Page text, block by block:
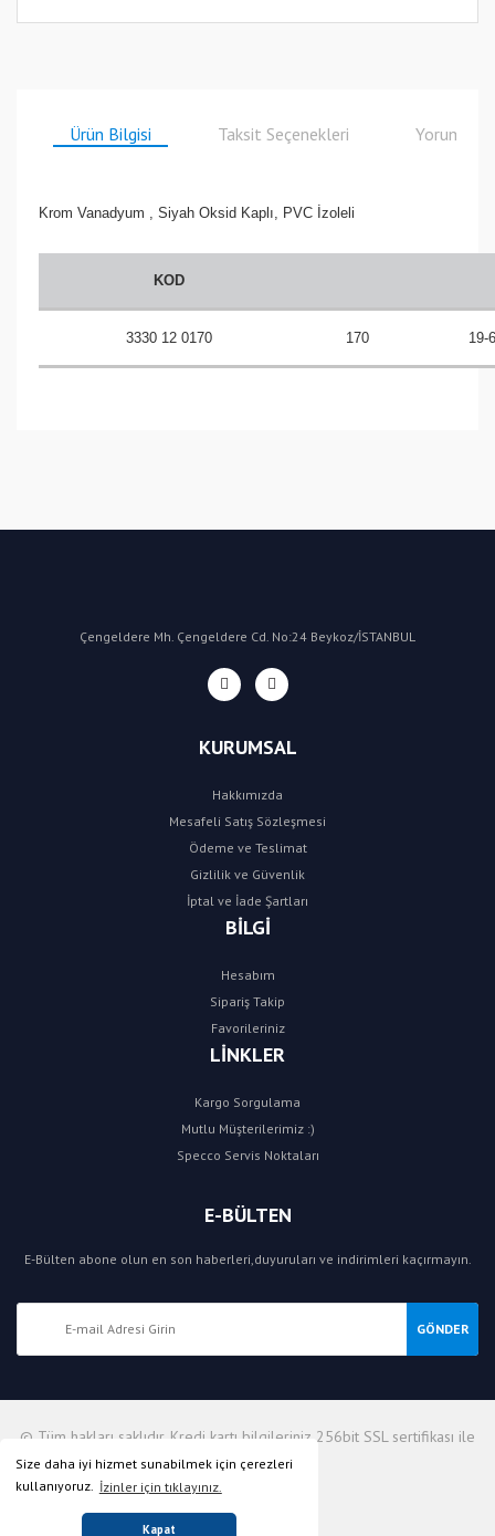
Size daha iyi hizmet sunabilmek için çerezleri
kullanıyoruz. İzinler için tıklayınız.
Kapat
Ürün Bilgisi Taksit Seçenekleri Yorumlar
Krom Vanadyum , Siyah Oksid Kaplı, PVC İzoleli
KOD
3330 12 0170 170 19-
Çengeldere Mh. Çengeldere Cd. No:24 Beykoz/İSTANBUL
KURUMSAL
Hakkımızda
Mesafeli Satış Sözleşmesi
Ödeme ve Teslimat
Gizlilik ve Güvenlik
İptal ve İade Şartları
BİLGİ
Hesabım
Sipariş Takip
Favorileriniz
LİNKLER
Kargo Sorgulama
Mutlu Müşterilerimiz :)
Specco Servis Noktaları
E-BÜLTEN
E-Bülten abone olun en son haberleri,duyuruları ve indirimleri kaçırmayın.
GÖNDER
© Tüm hakları saklıdır. Kredi kartı bilgileriniz 256bit SSL sertifikası ile
korunmaktadır.